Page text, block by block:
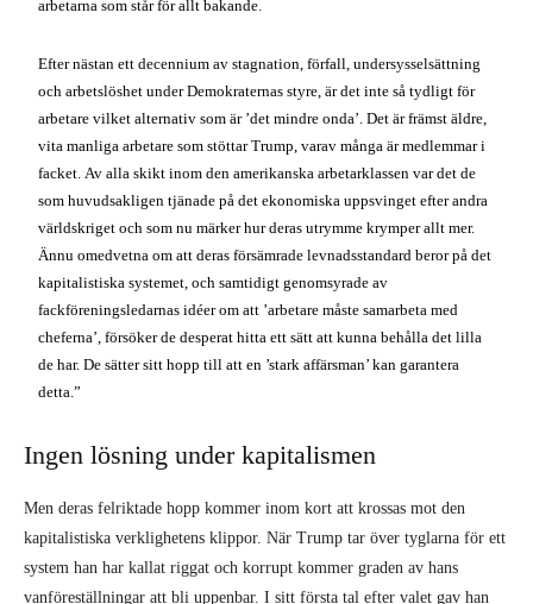
fackföreningsledarnas idéer om att ’arbetare måste samarbeta med
cheferna’, försöker de desperat hitta ett sätt att kunna behålla det lilla
de har. De sätter sitt hopp till att en ’stark affärsman’ kan garantera
detta.”
Ingen lösning under kapitalismen
kapitalistiska verklighetens klippor. När Trump tar över tyglarna för ett
system han har kallat riggat och korrupt kommer graden av hans
vanföreställningar att bli uppenbar. I sitt första tal efter valet gav han
följande löften:
”Vi kommer att ordna upp våra innerstäder och återuppbygga våra
återuppbygga vår infrastruktur, som förresten kommer att bli
oöverträffad, och vi kommer att sätta miljontals av vår befolkning i
arbete när vi gör det.